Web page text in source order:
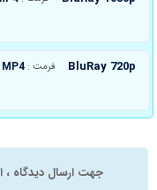
BluRay 720p فرمت : MP4
جهت ارسال دیدگاه ،